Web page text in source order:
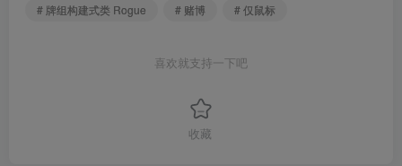
# 牌组构建式类 Rogue
# 赌博 # 仅鼠标
喜欢就支持一下吧
收藏